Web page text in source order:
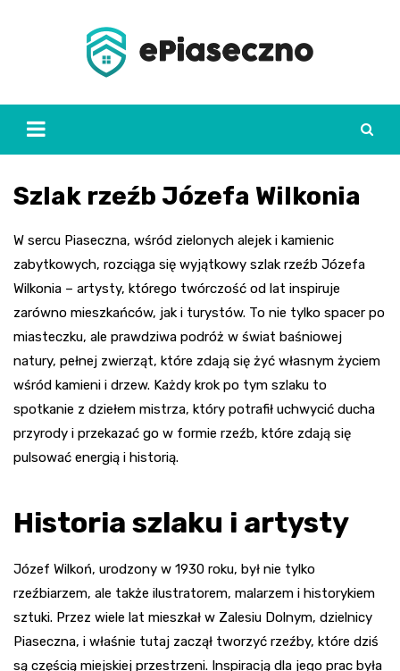
Szlak rzeźb Józefa Wilkonia
W sercu Piaseczna, wśród zielonych alejek i kamienic
zabytkowych, rozciąga się wyjątkowy szlak rzeźb Józefa
Wilkonia – artysty, którego twórczość od lat inspiruje
zarówno mieszkańców, jak i turystów. To nie tylko spacer po
miasteczku, ale prawdziwa podróż w świat baśniowej
natury, pełnej zwierząt, które zdają się żyć własnym życiem
wśród kamieni i drzew. Każdy krok po tym szlaku to
spotkanie z dziełem mistrza, który potrafił uchwycić ducha
przyrody i przekazać go w formie rzeźb, które zdają się
pulsować energią i historią.
Historia szlaku i artysty
Józef Wilkoń, urodzony w 1930 roku, był nie tylko
rzeźbiarzem, ale także ilustratorem, malarzem i historykiem
sztuki. Przez wiele lat mieszkał w Zalesiu Dolnym, dzielnicy
Piaseczna, i właśnie tutaj zaczął tworzyć rzeźby, które dziś
są częścią miejskiej przestrzeni. Inspiracją dla jego prac była